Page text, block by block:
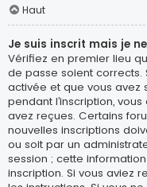
Haut
Je suis inscrit mais je
Vérifiez en premier lieu
de passe soient corrects.
activée et que vous avez
pendant l’inscription,
avez reçues. Certains
nouvelles inscriptions
ou soit par un
session ; cette
inscription. Si vous aviez